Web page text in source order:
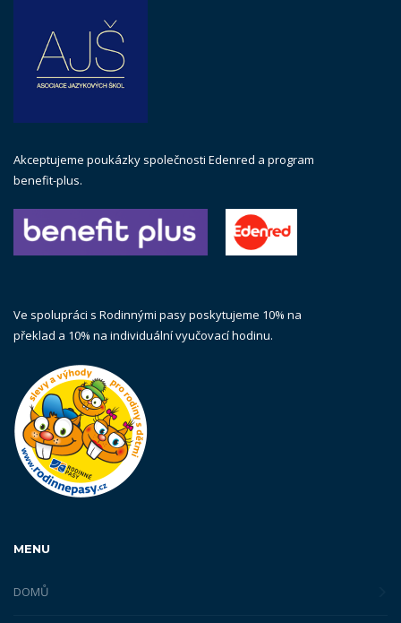
Akceptujeme poukázky společnosti Edenred a program
benefit-plus.
Ve spolupráci s Rodinnými pasy poskytujeme 10% na
překlad a 10% na individuální vyučovací hodinu.
MENU
DOMŮ